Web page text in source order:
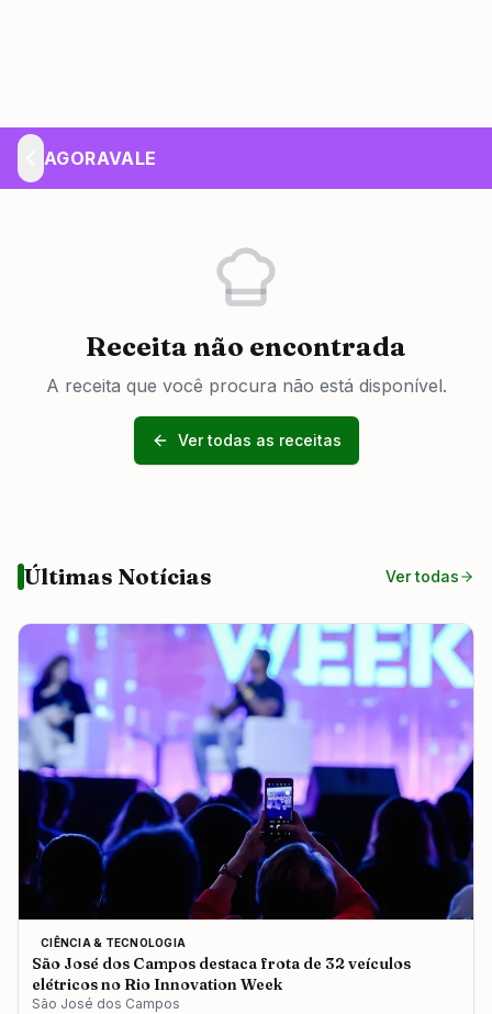
AGORAVALE
Receita não encontrada
A receita que você procura não está disponível.
Ver todas as receitas
Últimas Notícias Ver todas
CIÊNCIA & TECNOLOGIA
São José dos Campos destaca frota de 32 veículos
elétricos no Rio Innovation Week
São José dos Campos